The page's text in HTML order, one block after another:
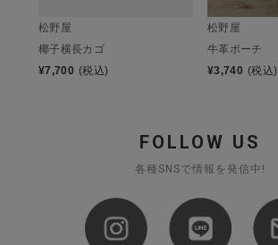
松野屋
椰子横長カゴ
¥7,700 (税込)
松野屋
牛革ポーチ
¥3,740 (税込)
FOLLOW US
各種SNSで情報を発信中!